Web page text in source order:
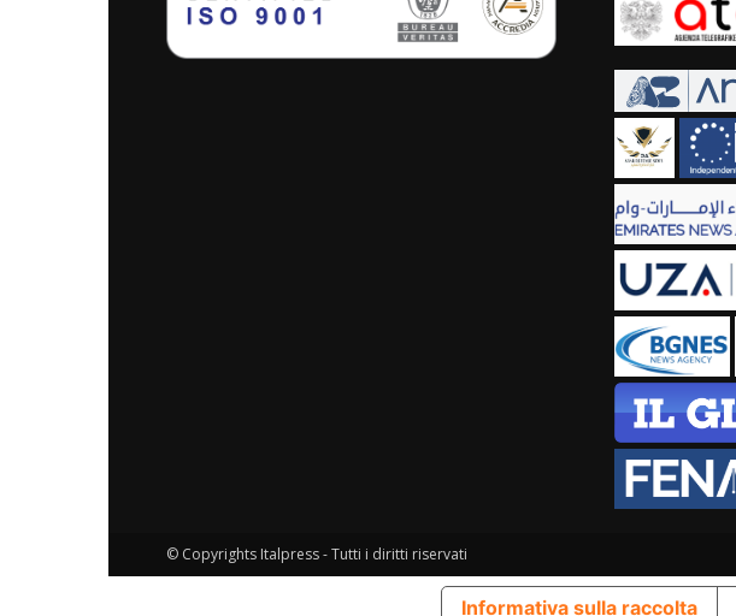
© Copyrights Italpress - Tutti i diritti riservati
Informativa sulla raccolta